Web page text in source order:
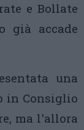
e Bollate
già accade
una
in Consiglio
ma l'allora